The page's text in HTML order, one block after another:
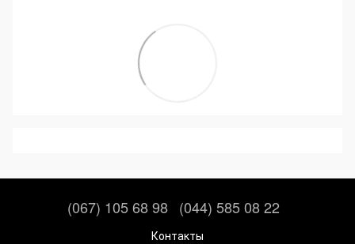
(067) 105 68 98 (044) 585 08 22
Контакты